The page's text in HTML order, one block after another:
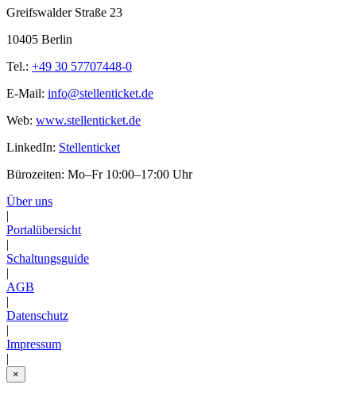
Greifswalder Straße 23
10405 Berlin
Tel.: +49 30 57707448-0
E-Mail: info@stellenticket.de
Web: www.stellenticket.de
LinkedIn: Stellenticket
Bürozeiten: Mo–Fr 10:00–17:00 Uhr
Über uns
|
Portalübersicht
|
Schaltungsguide
|
AGB
|
Datenschutz
|
Impressum
|
×